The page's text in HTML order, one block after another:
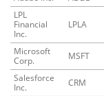
LPL
Financial
Inc.
LPLA
Microsoft
Corp.
MSFT
Salesforce
Inc.
CRM